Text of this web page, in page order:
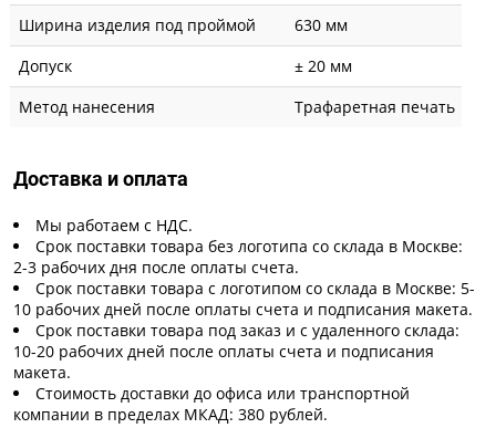
Ширина изделия под проймой
630 мм
Допуск
± 20 мм
Метод нанесения
Трафаретная печать
Доставка и оплата
Мы работаем с НДС.
Срок поставки товара без логотипа со склада в Москве:
2-3 рабочих дня после оплаты счета.
Срок поставки товара с логотипом со склада в Москве: 5-
10 рабочих дней после оплаты счета и подписания макета.
Срок поставки товара под заказ и с удаленного склада:
10-20 рабочих дней после оплаты счета и подписания
макета.
Стоимость доставки до офиса или транспортной
компании в пределах МКАД: 380 рублей.